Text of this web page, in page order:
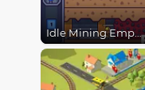
Idle Mining Empire